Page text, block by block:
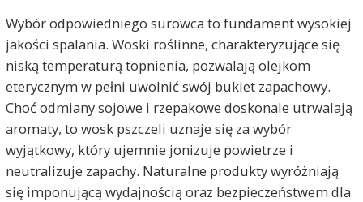
Wybór odpowiedniego surowca to fundament wysokiej
jakości spalania. Woski roślinne, charakteryzujące się
niską temperaturą topnienia, pozwalają olejkom
eterycznym w pełni uwolnić swój bukiet zapachowy.
Choć odmiany sojowe i rzepakowe doskonale utrwalają
aromaty, to wosk pszczeli uznaje się za wybór
wyjątkowy, który ujemnie jonizuje powietrze i
neutralizuje zapachy. Naturalne produkty wyróżniają
się imponującą wydajnością oraz bezpieczeństwem dla